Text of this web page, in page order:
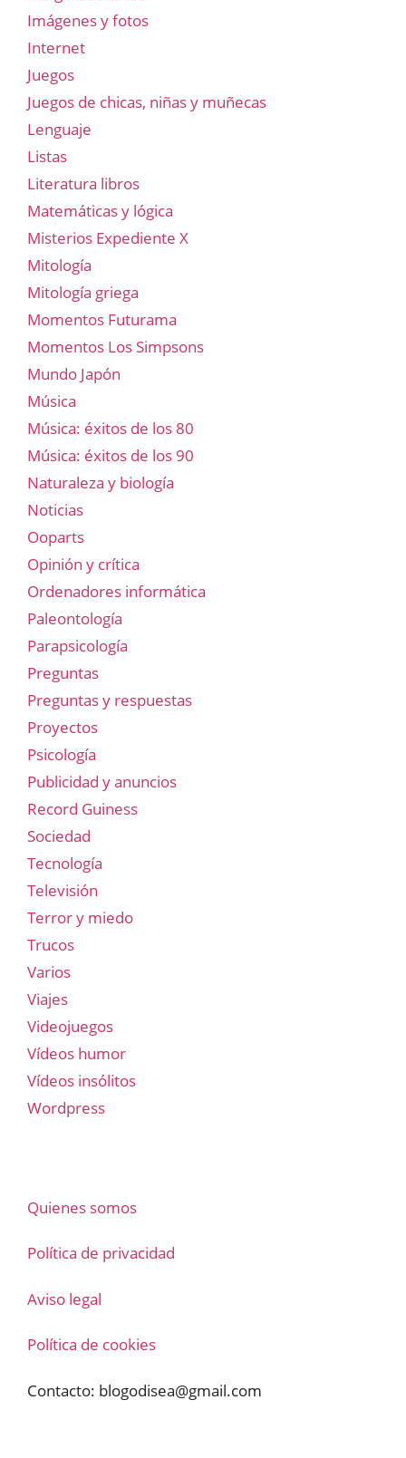
Imágenes y fotos
Internet
Juegos
Juegos de chicas, niñas y muñecas
Lenguaje
Listas
Literatura libros
Matemáticas y lógica
Misterios Expediente X
Mitología
Mitología griega
Momentos Futurama
Momentos Los Simpsons
Mundo Japón
Música
Música: éxitos de los 80
Música: éxitos de los 90
Naturaleza y biología
Noticias
Ooparts
Opinión y crítica
Ordenadores informática
Paleontología
Parapsicología
Preguntas
Preguntas y respuestas
Proyectos
Psicología
Publicidad y anuncios
Record Guiness
Sociedad
Tecnología
Televisión
Terror y miedo
Trucos
Varios
Viajes
Videojuegos
Vídeos humor
Vídeos insólitos
Wordpress
Quienes somos
Política de privacidad
Aviso legal
Política de cookies
Contacto: blogodisea@gmail.com